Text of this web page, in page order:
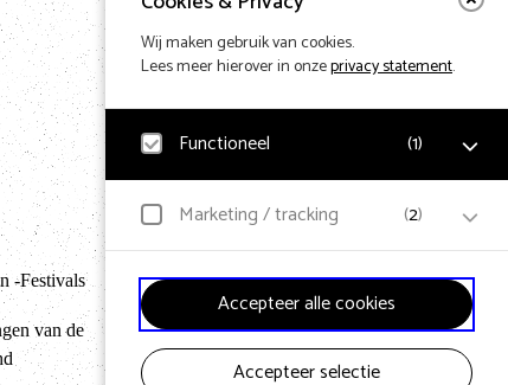
Wij maken gebruik van cookies.
Lees meer hierover in onzeprivacy statement.
Functioneel (1)
Noodzakelijk
onthouden van voorkeuren worden functionele cookies
geplaatst. Hierbij worden geen persoonsgegevens
verzameld.
Marketing / tracking (2)
YouTube
Klikgedrag, bekeken video’s en aangepaste voorkeuren
worden verzameld. Bezoekersinformatie en
gebruikersgedrag wordt gebruikt voor advertenties.
Accepteer alle cookies
Accepteer selectie
-Festivals
van de
Terug naar